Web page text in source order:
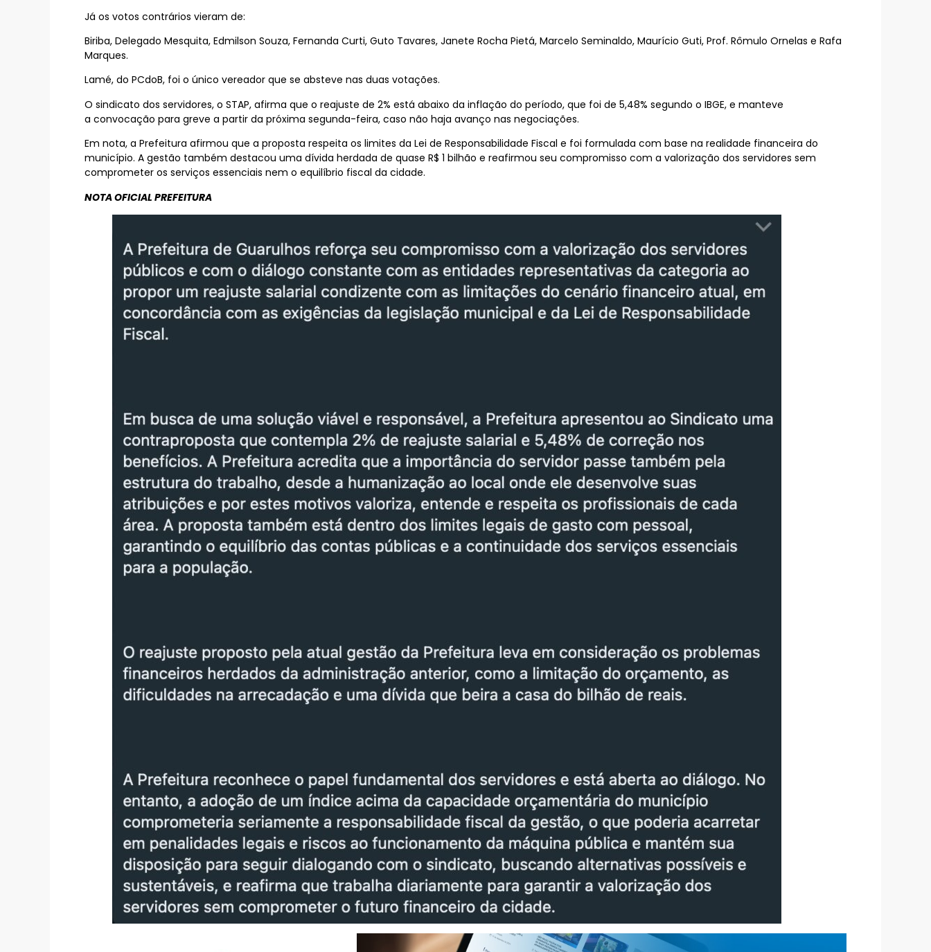
Já os votos contrários vieram de:
Biriba, Delegado Mesquita, Edmilson Souza, Fernanda Curti, Guto Tavares, Janete Rocha Pietá, Marcelo Seminaldo, Maurício Guti, Prof. Rômulo Ornelas e Rafa
Marques.
Lamé, do PCdoB, foi o único vereador que se absteve nas duas votações.
O sindicato dos servidores, o STAP, afirma que o reajuste de 2% está abaixo da inflação do período, que foi de 5,48% segundo o IBGE, e manteve
a convocação para greve a partir da próxima segunda-feira, caso não haja avanço nas negociações.
Em nota, a Prefeitura afirmou que a proposta respeita os limites da Lei de Responsabilidade Fiscal e foi formulada com base na realidade financeira do
município. A gestão também destacou uma dívida herdada de quase R$ 1 bilhão e reafirmou seu compromisso com a valorização dos servidores sem
comprometer os serviços essenciais nem o equilíbrio fiscal da cidade.
NOTA OFICIAL PREFEITURA